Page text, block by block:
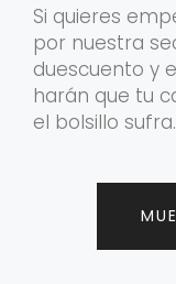
Si quieres
por nuestra
duescuento y
harán que tu
el bolsillo sufra.